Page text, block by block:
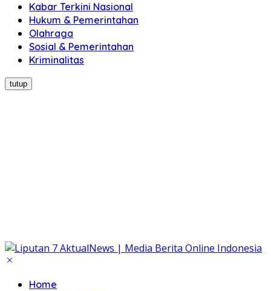
Kabar Terkini Nasional
Hukum & Pemerintahan
Olahraga
Sosial & Pemerintahan
Kriminalitas
tutup
Home